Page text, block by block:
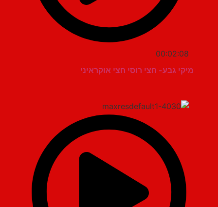
00:02:08
מיקי גבע- חצי רוסי חצי אוקראיני